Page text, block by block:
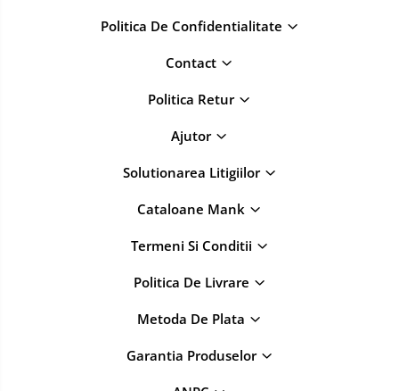
Politica De Confidentialitate
Contact
Politica Retur
Ajutor
Solutionarea Litigiilor
Cataloane Mank
Termeni Si Conditii
Politica De Livrare
Metoda De Plata
Garantia Produselor